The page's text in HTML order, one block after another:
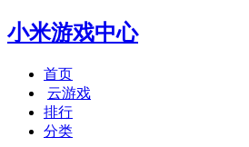
小米游戏中心
首页
云游戏
排行
分类